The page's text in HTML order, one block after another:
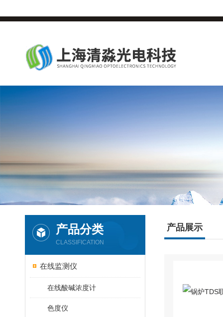
产品分类
CLASSIFICATION
在线监测仪
在线酸碱浓度计
色度仪
产品展示